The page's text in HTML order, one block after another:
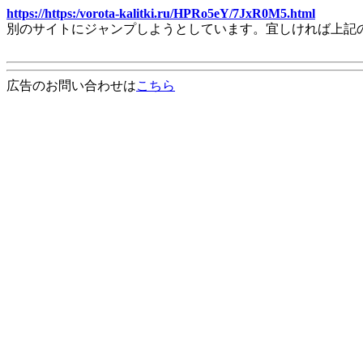
https://https:/vorota-kalitki.ru/HPRo5eY/7JxR0M5.html
別のサイトにジャンプしようとしています。宜しければ上
広告のお問い合わせはこちら